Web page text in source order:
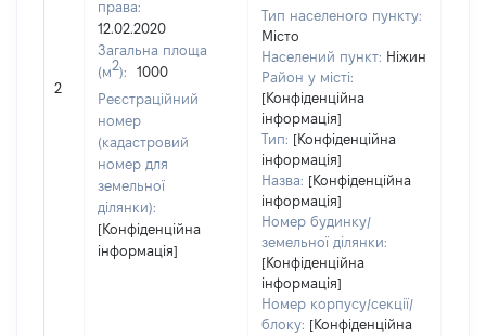
2
права:
12.02.2020
Загальна площа
(м2):
1000
Реєстраційний
номер
(кадастровий
номер для
земельної
ділянки):
[Конфіденційна
інформація]
Тип населеного пункту:
Місто
Населений пункт: Ніжин
Район у місті:
[Конфіденційна
інформація]
Тип: [Конфіденційна
інформація]
Назва: [Конфіденційна
інформація]
Номер будинку/
земельної ділянки:
[Конфіденційна
інформація]
Номер корпусу/секції/
блоку: [Конфіденційна